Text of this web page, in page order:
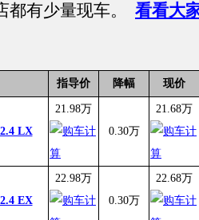
都有少量现车。 看看大
指导价 降幅 现价
LX
21.98万
0.30万
21.68万
EX
22.98万
0.30万
22.68万